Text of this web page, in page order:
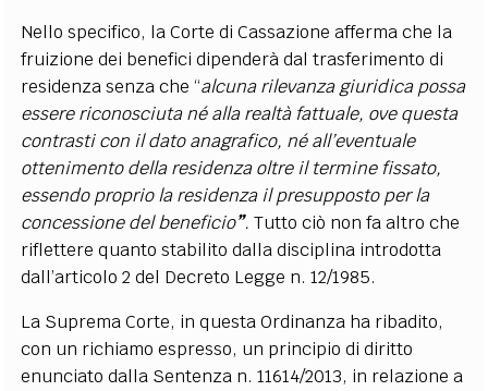
Nello specifico, la Corte di Cassazione afferma che la
fruizione dei benefici dipenderà dal trasferimento di
residenza senza che “alcuna rilevanza giuridicapossa
essere riconosciuta né alla realtà fattuale, ove questa
contrasti con il dato anagrafico, né all’eventuale
ottenimento della residenza oltre il termine fissato,
essendo proprio la residenza il presupposto per la
concessione del beneficio”. Tutto ciò non fa altro che
riflettere quanto stabilito dalla disciplina introdotta
dall’articolo 2 del Decreto Legge n. 12/1985.
La Suprema Corte, in questa Ordinanza ha ribadito,
con un richiamo espresso, un principio di diritto
enunciato dalla Sentenza n. 11614/2013, in relazione a